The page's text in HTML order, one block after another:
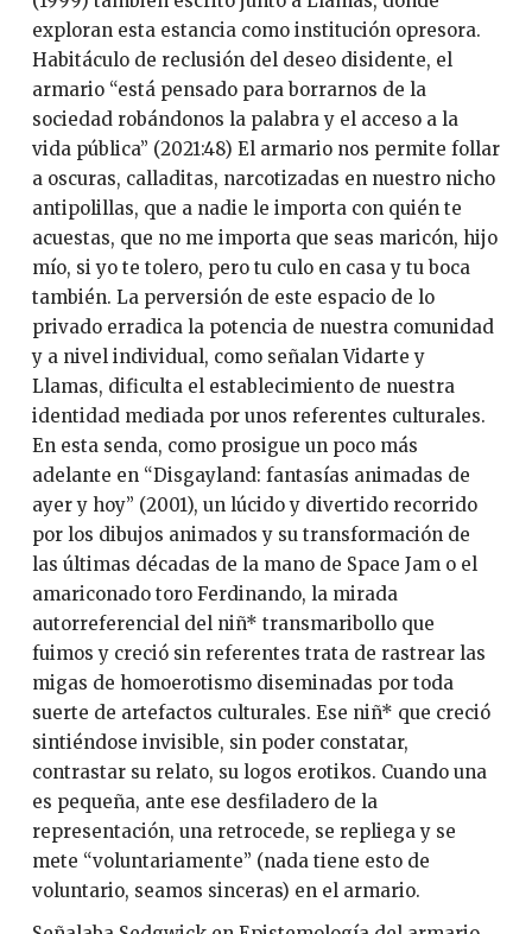
exploran esta estancia como institución opresora.
Habitáculo de reclusión del deseo disidente, el
armario “está pensado para borrarnos de la
sociedad robándonos la palabra y el acceso a la
vida pública” (2021:48) El armario nos permite follar
a oscuras, calladitas, narcotizadas en nuestro nicho
antipolillas, que a nadie le importa con quién te
acuestas, que no me importa que seas maricón, hijo
mío, si yo te tolero, pero tu culo en casa y tu boca
también. La perversión de este espacio de lo
privado erradica la potencia de nuestra comunidad
y a nivel individual, como señalan Vidarte y
Llamas, dificulta el establecimiento de nuestra
identidad mediada por unos referentes culturales.
En esta senda, como prosigue un poco más
adelante en “Disgayland: fantasías animadas de
ayer y hoy” (2001), un lúcido y divertido recorrido
por los dibujos animados y su transformación de
las últimas décadas de la mano de Space Jam o el
amariconado toro Ferdinando, la mirada
autorreferencial del niñ* transmaribollo que
fuimos y creció sin referentes trata de rastrear las
migas de homoerotismo diseminadas por toda
suerte de artefactos culturales. Ese niñ* que creció
sintiéndose invisible, sin poder constatar,
contrastar su relato, su logos erotikos. Cuando una
es pequeña, ante ese desfiladero de la
representación, una retrocede, se repliega y se
mete “voluntariamente” (nada tiene esto de
voluntario, seamos sinceras) en el armario.